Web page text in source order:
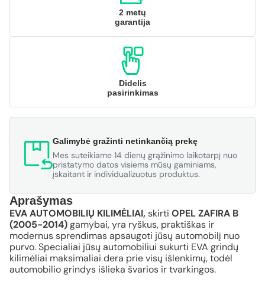
2 metų
garantija
Didelis
pasirinkimas
Galimybė gražinti netinkančią prekę
Mes suteikiame 14 dienų grąžinimo laikotarpį nuo
pristatymo datos visiems mūsų gaminiams,
įskaitant ir individualizuotus produktus.
Aprašymas
EVA AUTOMOBILIŲ KILIMĖLIAI, skirti OPEL ZAFIRA B
(2005-2014)gamybai, yra ryškus, praktiškas ir
modernus sprendimas apsaugoti jūsų automobilį nuo
purvo. Specialiai jūsų automobiliui sukurti EVA grindų
kilimėliai maksimaliai dera prie visų išlenkimų, todėl
automobilio grindys išlieka švarios ir tvarkingos.